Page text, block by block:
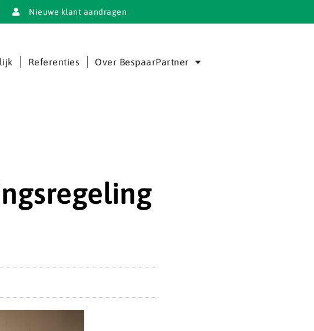
Nieuwe klant aandragen
Referenties Over BespaarPartner